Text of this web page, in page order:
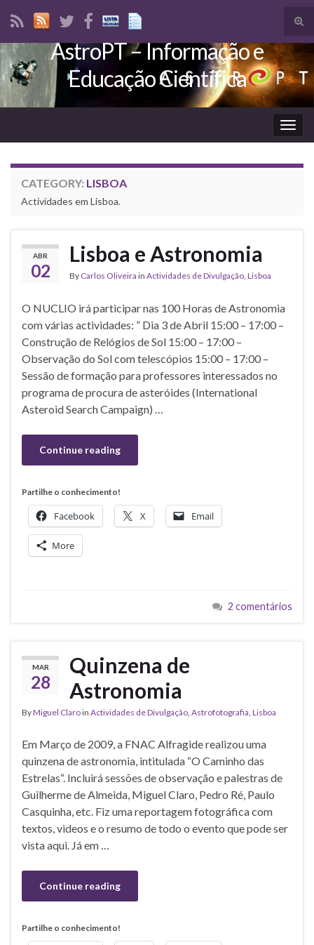
Search for:
AstroPT – Informação e
Educação Científica
CATEGORY: LISBOA
Actividades em Lisboa.
ABR
02
Lisboa e Astronomia
By Carlos Oliveira in Actividades de Divulgação, Lisboa
O NUCLIO irá participar nas 100 Horas de Astronomia
com várias actividades: ” Dia 3 de Abril 15:00 – 17:00 –
Construção de Relógios de Sol 15:00 – 17:00 –
Observação do Sol com telescópios 15:00 – 17:00 –
Sessão de formação para professores interessados no
programa de procura de asteróides (International
Asteroid Search Campaign) …
Continue reading
Partilhe o conhecimento!
Facebook X Email
More
2 comentários
MAR
28
Quinzena de
Astronomia
ByMiguel Claroin Actividades de Divulgação, Astrofotografia, Lisboa
Em Março de 2009, a FNAC Alfragide realizou uma
quinzena de astronomia, intitulada “O Caminho das
Estrelas“. Incluirá sessões de observação e palestras de
Guilherme de Almeida, Miguel Claro, Pedro Ré, Paulo
Casquinha, etc. Fiz uma reportagem fotográfica com
textos, videos e o resumo de todo o evento que pode ser
vista aqui. Já em …
Continue reading
Partilhe o conhecimento!